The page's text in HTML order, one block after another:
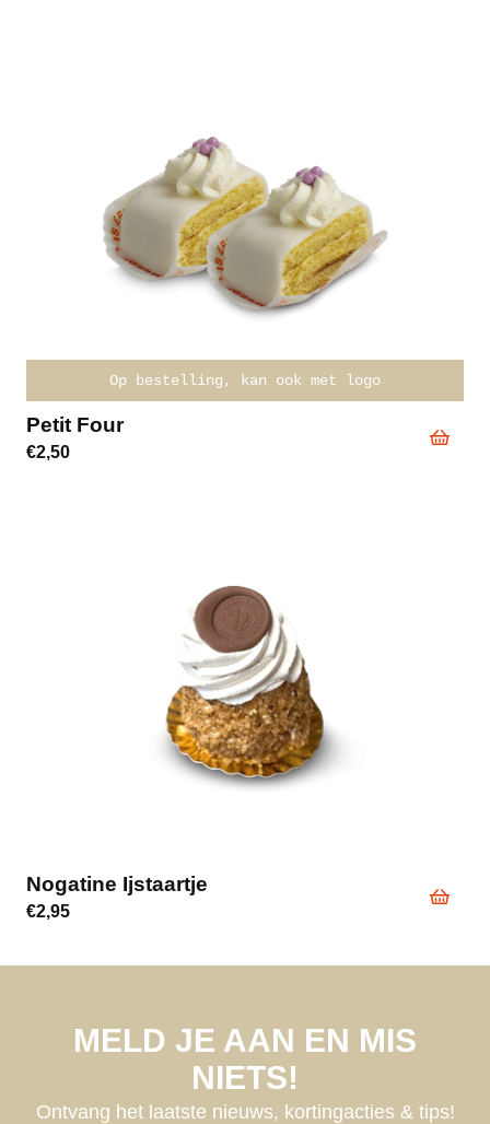
Op bestelling, kan ook met logo
Petit Four
€2,50
Nogatine Ijstaartje
€2,95
MELD JE AAN EN MIS
NIETS!
Ontvang het laatste nieuws, kortingacties & tips!